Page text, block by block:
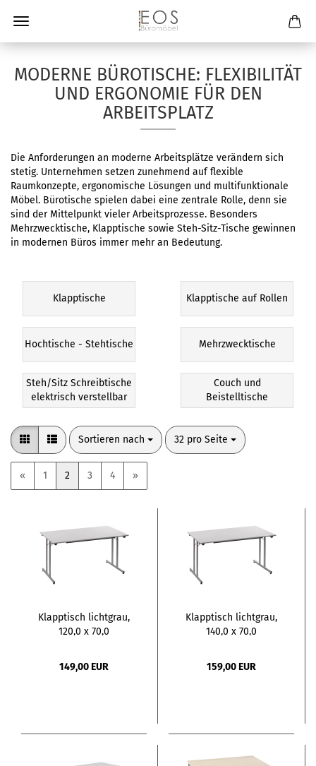
MODERNE BÜROTISCHE: FLEXIBILITÄT
UND ERGONOMIE FÜR DEN
ARBEITSPLATZ
Die Anforderungen an moderne Arbeitsplätze verändern sich
stetig. Unternehmen setzen zunehmend auf flexible
Raumkonzepte, ergonomische Lösungen und multifunktionale
Möbel. Bürotische spielen dabei eine zentrale Rolle, denn sie
sind der Mittelpunkt vieler Arbeitsprozesse. Besonders
Mehrzwecktische, Klapptische sowie Steh-Sitz-Tische gewinnen
in modernen Büros immer mehr an Bedeutung.
Klapptische Klapptische auf Rollen
Hochtische - Stehtische Mehrzwecktische
Steh/Sitz Schreibtische
elektrisch verstellbar
Couch und
Beistelltische
Sortieren nach
Sortieren nach 32 pro Seite
pro Seite
« 1 2 3 4 »
Klapptisch lichtgrau,
120,0 x 70,0
149,00 EUR
Klapptisch lichtgrau,
140,0 x 70,0
159,00 EUR